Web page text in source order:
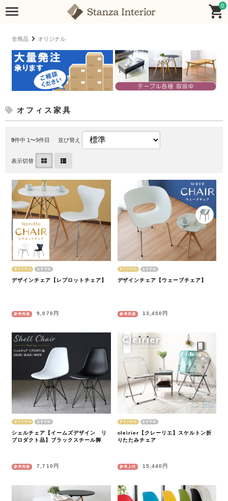
0
全商品 オリジナル
オフィス家具
9件中 1〜9件目 並び替え
表示切替
オリジナル
デザインチェア【レプロットチェア】
参考売価 9,070円
オリジナル
デザインチェア【ウェーブチェア】
参考売価 13,450円
オリジナル
シェルチェア【イームズデザイン リ
プロダクト品】ブラックスチール脚
参考売価 7,710円
オリジナル
cleirier【クレーリエ】スケルトン折
りたたみチェア
参考上代 15,440円